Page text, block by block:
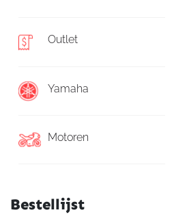
Outlet
Yamaha
Motoren
Bestellijst